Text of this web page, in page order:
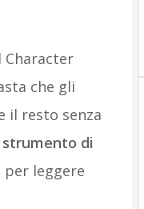
Character
che gli
il resto senza
strumento di
leggere